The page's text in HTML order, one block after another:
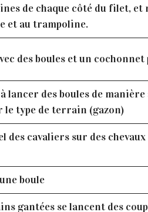
de chaque côté du filet,
et au trampoline.
des boules et un
lancer des boules de
le type de terrain (gazon)
des cavaliers sur des
boule
gantées se lancent des